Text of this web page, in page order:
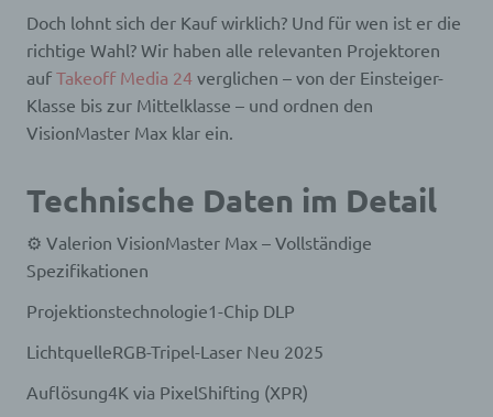
Doch lohnt sich der Kauf wirklich? Und für wen ist er die
richtige Wahl? Wir haben alle relevanten Projektoren
auf Takeoff Media 24 verglichen – von der Einsteiger-
Klasse bis zur Mittelklasse – und ordnen den
VisionMaster Max klar ein.
Technische Daten im Detail
⚙️ Valerion VisionMaster Max – Vollständige
Spezifikationen
Projektionstechnologie1-Chip DLP
LichtquelleRGB-Tripel-Laser Neu 2025
Auflösung4K via PixelShifting (XPR)
werden, ergibt sich aus der jeweiligen
Eingabemaske, die für die Registrierung
verwendet wird. Die von der betroffenen Person
eingegebenen personenbezogenen Daten werden
ausschließlich für die interne Verwendung bei dem
eigene Zwecke erhoben und gespeichert. Der für
Auftragsverarbeiter, beispielsweise einen
Paketdienstleister, veranlassen, der die
personenbezogenen Daten ebenfalls
ausschließlich für eine interne Verwendung, die
dem für die Verarbeitung Verantwortlichen
Durch eine Registrierung auf der Internetseite des
die vom Internet-Service-Provider (ISP) der
betroffenen Person vergebene IP-Adresse, das
Datum sowie die Uhrzeit der Registrierung